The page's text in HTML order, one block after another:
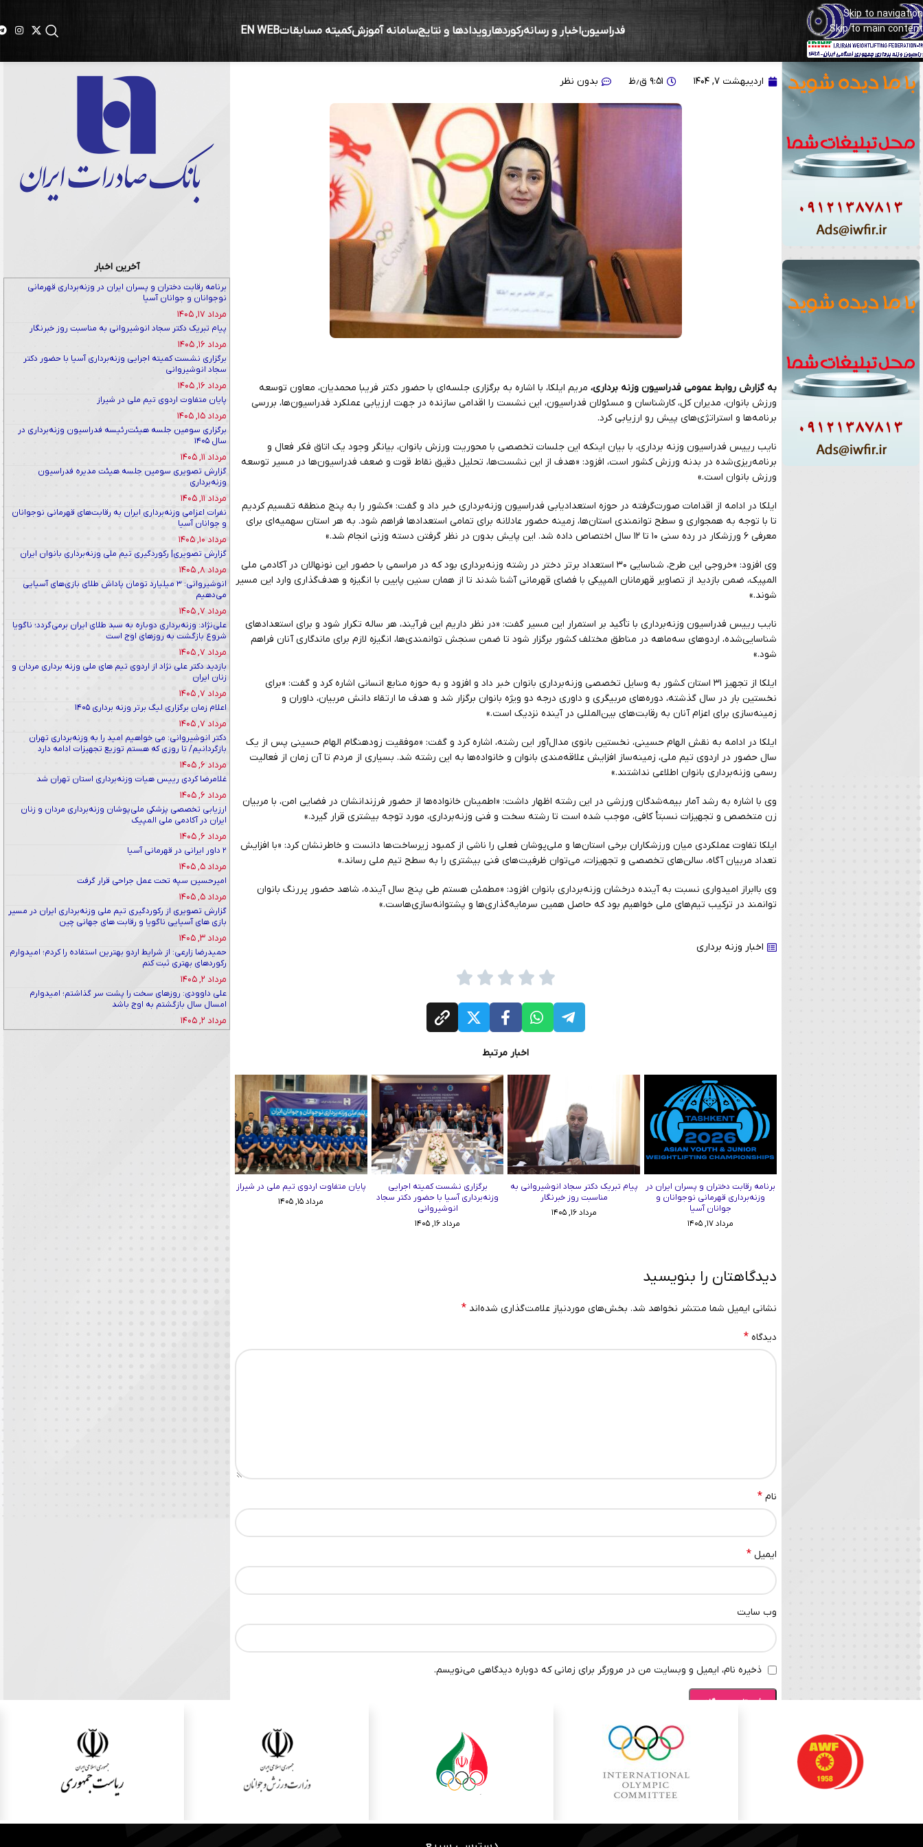
Skip to navigation
Skip to main content
فدراسیوناخبار و رسانهرکوردهارویدادها و نتایجسامانه آموزشکمیته مسابقاتEN WEB
ایلکا: نسل‌سازی در بانوان آغاز شده است
اردیبهشت ۷, ۱۴۰۴ ۹:۵۱ ق٫ظ بدون نظر
به گزارش روابط عمومی فدراسیون وزنه برداری،مریم ایلکا، با اشاره به برگزاری جلسه‌ای با حضور دکتر فریبا محمدیان، معاون توسعه
ورزش بانوان، مدیران کل، کارشناسان و مسئولان فدراسیون، این نشست را اقدامی سازنده در جهت ارزیابی عملکرد فدراسیون‌ها، بررسی
برنامه‌ها و استراتژی‌های پیش رو ارزیابی کرد.
نایب رییس فدراسیون وزنه برداری، با بیان اینکه این جلسات تخصصی با محوریت ورزش بانوان، بیانگر وجود یک اتاق فکر فعال و
برنامه‌ریزی‌شده در بدنه ورزش کشور است، افزود: «هدف از این نشست‌ها، تحلیل دقیق نقاط قوت و ضعف فدراسیون‌ها در مسیر توسعه
ورزش بانوان است.»
ایلکا در ادامه از اقدامات صورت‌گرفته در حوزه استعدادیابی فدراسیون وزنه‌برداری خبر داد و گفت: «کشور را به پنج منطقه تقسیم کردیم
تا با توجه به همجواری و سطح توانمندی استان‌ها، زمینه حضور عادلانه برای تمامی استعدادها فراهم شود. به هر استان سهمیه‌ای برای
معرفی ۶ ورزشکار در رده سنی ۱۰ تا ۱۲ سال اختصاص داده شد. این پایش بدون در نظر گرفتن دسته وزنی انجام شد.»
وی افزود: «خروجی این طرح، شناسایی ۳۰ استعداد برتر دختر در رشته وزنه‌برداری بود که در مراسمی با حضور این نونهالان در آکادمی ملی
المپیک، ضمن بازدید از تصاویر قهرمانان المپیکی با فضای قهرمانی آشنا شدند تا از همان سنین پایین با انگیزه و هدف‌گذاری وارد این مسیر
شوند.»
نایب رییس فدراسیون وزنه‌برداری با تأکید بر استمرار این مسیر گفت: «در نظر داریم این فرآیند، هر ساله تکرار شود و برای استعدادهای
شناسایی‌شده، اردوهای سه‌ماهه در مناطق مختلف کشور برگزار شود تا ضمن سنجش توانمندی‌ها، انگیزه لازم برای ماندگاری آنان فراهم
شود.»
ایلکا از تجهیز ۳۱ استان کشور به وسایل تخصصی وزنه‌برداری بانوان خبر داد و افزود و به حوزه منابع انسانی اشاره کرد و گفت: «برای
نخستین بار در سال گذشته، دوره‌های مربیگری و داوری درجه دو ویژه بانوان برگزار شد و هدف ما ارتقاء دانش مربیان، داوران و
زمینه‌سازی برای اعزام آنان به رقابت‌های بین‌المللی در آینده نزدیک است.»
ایلکا در ادامه به نقش الهام حسینی، نخستین بانوی مدال‌آور این رشته، اشاره کرد و گفت: «موفقیت زودهنگام الهام حسینی پس از یک
سال حضور در اردوی تیم ملی، زمینه‌ساز افزایش علاقه‌مندی بانوان و خانواده‌ها به این رشته شد. بسیاری از مردم تا آن زمان از فعالیت
رسمی وزنه‌برداری بانوان اطلاعی نداشتند.»
وی با اشاره به رشد آمار بیمه‌شدگان ورزشی در این رشته اظهار داشت: «اطمینان خانواده‌ها از حضور فرزندانشان در فضایی امن، با مربیان
زن متخصص و تجهیزات نسبتأ کافی، موجب شده است تا رشته سخت و فنی وزنه‌برداری، مورد توجه بیشتری قرار گیرد.»
ایلکا تفاوت عملکردی میان ورزشکاران برخی استان‌ها و ملی‌پوشان فعلی را ناشی از کمبود زیرساخت‌ها دانست و خاطرنشان کرد: «با افزایش
تعداد مربیان آگاه، سالن‌های تخصصی و تجهیزات، می‌توان ظرفیت‌های فنی بیشتری را به سطح تیم ملی رساند.»
وی باابراز امیدواری نسبت به آینده درخشان وزنه‌برداری بانوان افزود: «مطمئن هستم طی پنج سال آینده، شاهد حضور پررنگ بانوان
توانمند در ترکیب تیم‌های ملی خواهیم بود که حاصل همین سرمایه‌گذاری‌ها و پشتوانه‌سازی‌هاست.»
اخبار وزنه برداری
اخبار مرتبط
برنامه رقابت دختران و پسران ایران در
وزنه‌برداری قهرمانی نوجوانان و
جوانان آسیا
مرداد ۱۷, ۱۴۰۵
پیام تبریک دکتر سجاد انوشیروانی به
مناسبت روز خبرنگار
مرداد ۱۶, ۱۴۰۵
برگزاری نشست کمیته اجرایی
وزنه‌برداری آسیا با حضور دکتر سجاد
انوشیروانی
مرداد ۱۶, ۱۴۰۵
پایان متفاوت اردوی تیم ملی در شیراز
مرداد ۱۵, ۱۴۰۵
دیدگاهتان را بنویسید
نشانی ایمیل شما منتشر نخواهد شد. بخش‌های موردنیاز علامت‌گذاری شده‌اند *
دیدگاه *
نام *
ایمیل *
وب‌ سایت
ذخیره نام، ایمیل و وبسایت من در مرورگر برای زمانی که دوباره دیدگاهی می‌نویسم.
آخرین اخبار
برنامه رقابت دختران و پسران ایران در وزنه‌برداری قهرمانی
نوجوانان و جوانان آسیا
مرداد ۱۷, ۱۴۰۵
پیام تبریک دکتر سجاد انوشیروانی به مناسبت روز خبرنگار
مرداد ۱۶, ۱۴۰۵
برگزاری نشست کمیته اجرایی وزنه‌برداری آسیا با حضور دکتر
سجاد انوشیروانی
مرداد ۱۶, ۱۴۰۵
پایان متفاوت اردوی تیم ملی در شیراز
مرداد ۱۵, ۱۴۰۵
برگزاری سومین جلسه هیئت‌رئیسه فدراسیون وزنه‌برداری در
سال ۱۴۰۵
مرداد ۱۱, ۱۴۰۵
گزارش تصویری سومین جلسه هیئت مدیره فدراسیون
وزنه‌برداری
مرداد ۱۱, ۱۴۰۵
نفرات اعزامی وزنه‌برداری ایران به رقابت‌های قهرمانی نوجوانان
و جوانان آسیا
مرداد ۱۰, ۱۴۰۵
گزارش تصویری| رکوردگیری تیم ملی وزنه‌برداری بانوان ایران
مرداد ۸, ۱۴۰۵
انوشیروانی: ۳ میلیارد تومان پاداش طلای بازی‌های آسیایی
می‌دهیم
مرداد ۷, ۱۴۰۵
علی‌نژاد: وزنه‌برداری دوباره به سبد طلای ایران برمی‌گردد؛ ناگویا
شروع بازگشت به روزهای اوج است
مرداد ۷, ۱۴۰۵
بازدید دکتر علی نژاد از اردوی تیم های ملی وزنه برداری مردان و
زنان ایران
مرداد ۷, ۱۴۰۵
اعلام زمان برگزاری لیگ برتر وزنه برداری ۱۴۰۵
مرداد ۷, ۱۴۰۵
دکتر انوشیروانی: می خواهیم امید را به وزنه‌برداری تهران
بازگردانیم/ تا روزی که هستم توزیع تجهیزات ادامه دارد
مرداد ۶, ۱۴۰۵
غلامرضا کردی رییس هیات وزنه‌برداری استان تهران شد
مرداد ۶, ۱۴۰۵
ارزیابی تخصصی پزشکی ملی‌پوشان وزنه‌برداری مردان و زنان
ایران در آکادمی ملی المپیک
مرداد ۶, ۱۴۰۵
۲ داور ایرانی در قهرمانی آسیا
مرداد ۵, ۱۴۰۵
امیرحسین سپه تحت عمل جراحی قرار گرفت
مرداد ۵, ۱۴۰۵
گزارش تصویری از رکوردگیری تیم ملی وزنه‌برداری ایران در مسیر
بازی های آسیایی ناگویا و رقابت های جهانی چین
مرداد ۳, ۱۴۰۵
حمیدرضا زارعی: از شرایط اردو بهترین استفاده را کردم؛ امیدوارم
رکوردهای بهتری ثبت کنم
مرداد ۲, ۱۴۰۵
علی داوودی: روزهای سخت را پشت سر گذاشتم؛ امیدوارم
امسال سال بازگشتم به اوج باشد
مرداد ۲, ۱۴۰۵